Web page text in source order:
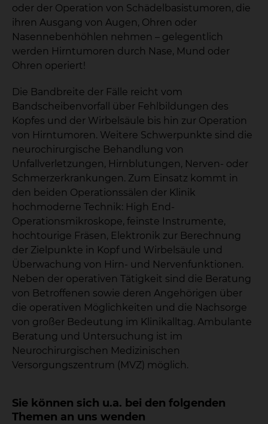
oder der Operation von Schädelbasistumoren, die
ihren Ausgang von Augen, Ohren oder
Nasennebenhöhlen nehmen – gelegentlich
werden Hirntumoren durch Nase, Mund oder
Ohren operiert!
Die Bandbreite der Fälle reicht vom
Bandscheibenvorfall über Fehlbildungen des
Kopfes und der Wirbelsäule bis hin zur Operation
von Hirntumoren. Weitere Schwerpunkte sind die
neurochirurgische Behandlung von
Unfallverletzungen, Hirnblutungen, Nerven- oder
Schmerzerkrankungen. Zum Einsatz kommt in
den beiden Operationssälen der Klinik
hochmoderne Technik: High End-
Operationsmikroskope, feinste Instrumente,
hochtourige Fräsen, Elektronik zur Berechnung
der Zielpunkte in Kopf und Wirbelsäule und
Überwachung von Hirn- und Nervenfunktionen.
Neben der operativen Tätigkeit sind die Beratung
von Betroffenen sowie deren Angehörigen über
die operativen Möglichkeiten und die Nachsorge
von großer Bedeutung im Klinikalltag. Ambulante
Beratung und Untersuchung ist im
Neurochirurgischen Medizinischen
Versorgungszentrum (MVZ) möglich.
Sie können sich u.a. bei den folgenden
Themen an uns wenden